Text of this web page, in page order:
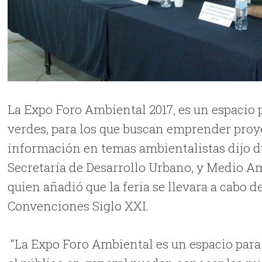
La Expo Foro Ambiental 2017, es un
verdes, para los que buscan emprender
información en temas ambientalistas dijo
Secretaría de Desarrollo Urbano, y Medio
quien añadió que la feria se llevara a cabo
Convenciones Siglo XXI.
“La Expo Foro Ambiental es un espacio